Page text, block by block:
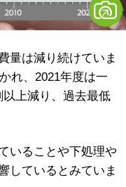
量は減り続けていま
れ、2021年度は一
以上減り、過去最低
いることや下処理や
しているとみていま